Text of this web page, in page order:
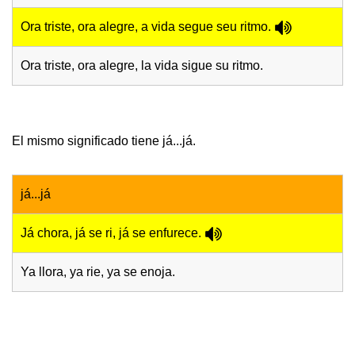
Ora triste, ora alegre, a vida segue seu ritmo.
Ora triste, ora alegre, la vida sigue su ritmo.
El mismo significado tiene já...já.
já...já
Já chora, já se ri, já se enfurece.
Ya llora, ya rie, ya se enoja.